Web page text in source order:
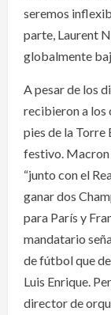
seremos
parte, Laurent
globalmente
A pesar de los
recibieron a los
pies de la Torre
festivo.
“junto con el
ganar dos
para París y
mandatario
de fútbol que
Luis Enrique.
director de